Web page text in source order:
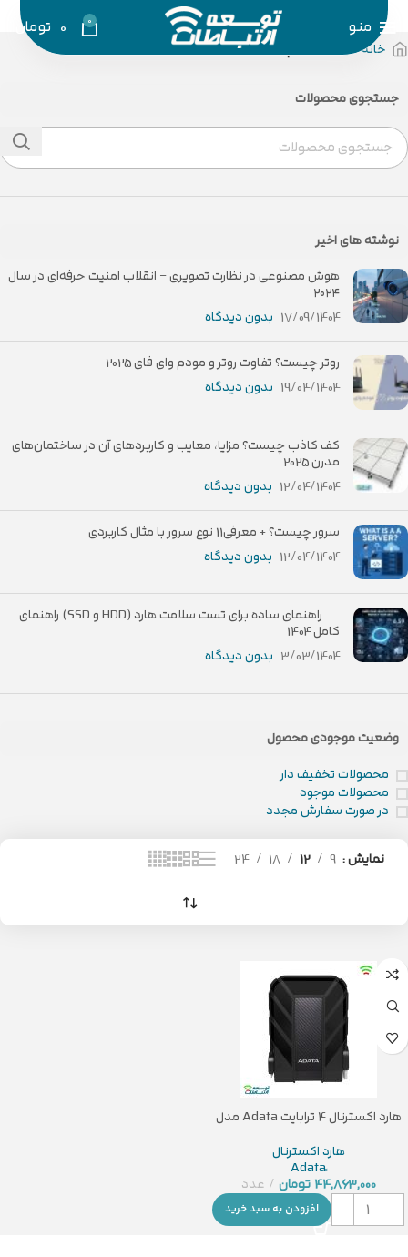
منو 0
0 تومان
خانه محصولات برچسب خورده “هارد ADATA”
جستجوی محصولات
نوشته های اخیر
هوش مصنوعی در نظارت تصویری – انقلاب امنیت حرفه‌ای در سال
۲۰۲۴
17/09/1404 بدون دیدگاه
روتر چیست؟ تفاوت روتر و مودم وای فای 2025
19/04/1404 بدون دیدگاه
کف کاذب چیست؟ مزایا، معایب و کاربردهای آن در ساختمان‌های
مدرن 2025
12/04/1404 بدون دیدگاه
سرور چیست؟ + معرفی11 نوع سرور با مثال کاربردی
12/04/1404 بدون دیدگاه
راهنمای ساده برای تست سلامت هارد (HDD و SSD) راهنمای
کامل 1404
3/03/1404 بدون دیدگاه
وضعیت موجودی محصول
محصولات تخفیف دار
محصولات موجود
در صورت سفارش مجدد
نمایش 9
12
18
24
هارد اکسترنال 4 ترابایت Adata مدل
هارد اکسترنال
44,863,000 تومان عدد
افزودن به سبد خرید